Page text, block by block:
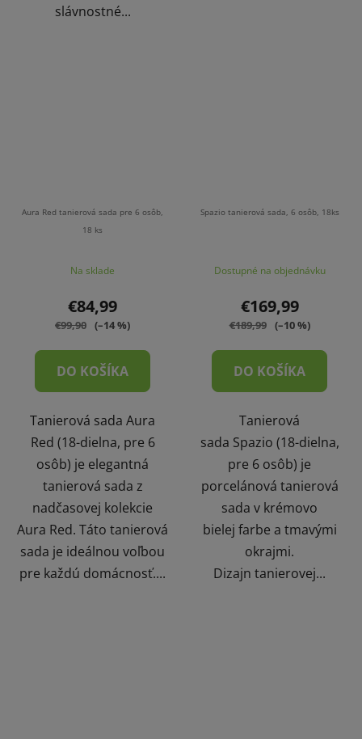
slávnostné...
Aura Red tanierová sada pre 6 osôb,
18 ks
Na sklade
€84,99
€99,90 (–14 %)
DO KOŠÍKA
Tanierová sada Aura
Red (18-dielna, pre 6
osôb) je elegantná
tanierová sada z
nadčasovej kolekcie
Aura Red. Táto tanierová
sada je ideálnou voľbou
pre každú domácnosť....
Spazio tanierová sada, 6 osôb, 18ks
Dostupné na objednávku
€169,99
€189,99 (–10 %)
DO KOŠÍKA
Tanierová
sada Spazio (18-dielna,
pre 6 osôb) je
porcelánová tanierová
sada v krémovo
bielej farbe a tmavými
okrajmi.
Dizajn tanierovej...